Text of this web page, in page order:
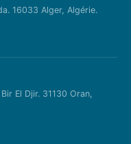
16033 Alger, Algérie.
El Djir. 31130 Oran,